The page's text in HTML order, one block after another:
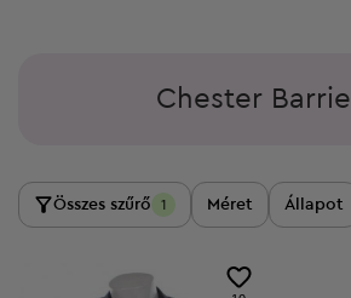
Chester Barrie
Összes szűrő 1 Méret Állapot